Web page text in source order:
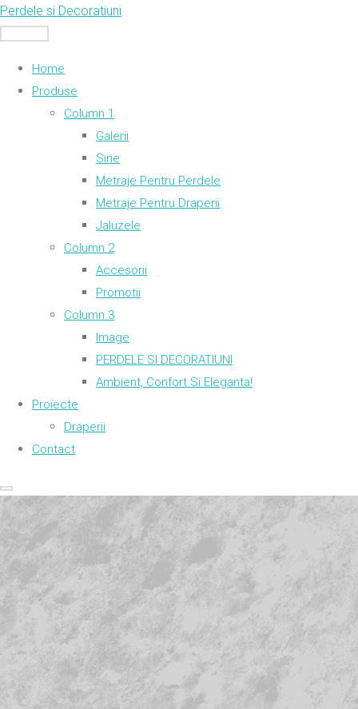
Skip
to
Perdele si Decoratiuni
Home
Produse
Column 1
Galerii
Sine
Metraje Pentru Perdele
Metraje Pentru Draperii
Jaluzele
Column 2
Accesorii
Promotii
Column 3
Image
PERDELE SI DECORATIUNI
Ambient, Confort Si Eleganta!
Proiecte
Draperii
Contact